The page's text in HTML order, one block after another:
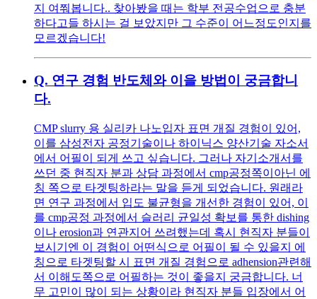
지 여쭤봅니다.. 찾아봤을 때는 학부 전공수업으로 충분
하다고들 하시는 걸 보았지만 그 수준이 어느정도인지를
모르겠습니다!
Q. 연구 경험 반도체와 이을 방법이 궁금합니
다.
CMP slurry 용 실리카 나노입자 표면 개질 경험이 있어,
이를 삼성전자 공정기술이나 하이닉스 양산기술 자소서
에서 어필이 되게 쓰고 싶습니다. 그러나 자기소개서를
쓰던 중 현직자 분과 상담 과정에서 cmp공정쪽이아닌 에
칭 쪽으로 타겟팅하라는 말을 듣게 되었습니다. 원래라
면 연구 과정에서 입도 불균형을 개선한 경험이 있어, 이
를 cmp공정 과정에서 슬러리 균일성 확보를 통한 dishing
이나 erosion과 연관지어 쓰려했는데 혹시 현직자 분들이
보시기엔 이 경험이 어떤식으로 어필이 될 수 있을지 에
칭으로 타겟팅할 시 표면 개질 경험으로 adhension관련해
서 이해도쪽으로 어필하는 것이 좋을지 궁금합니다. 너
무 고민이 많이 되는 상황이라 현직자 분들 입장에서 어